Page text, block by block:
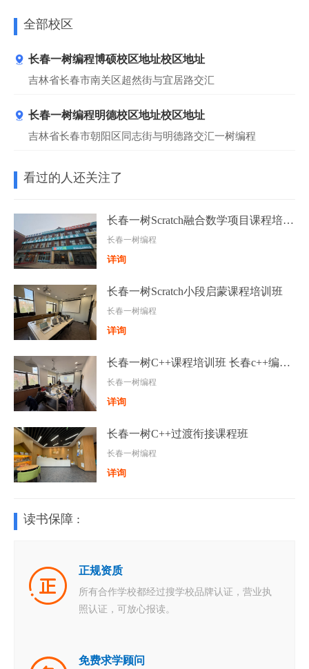
全部校区
长春一树编程博硕校区地址校区地址
吉林省长春市南关区超然街与宜居路交汇
长春一树编程明德校区地址校区地址
吉林省长春市朝阳区同志街与明德路交汇一树编程
看过的人还关注了
长春一树Scratch融合数学项目课程培训班
长春一树编程
详询
长春一树Scratch小段启蒙课程培训班
长春一树编程
详询
长春一树C++课程培训班 长春c++编程班
长春一树编程
详询
长春一树C++过渡衔接课程班
长春一树编程
详询
读书保障 :
正规资质
所有合作学校都经过搜学校品牌认证，营业执
照认证，可放心报读。
免费求学顾问